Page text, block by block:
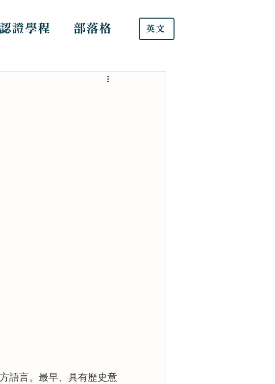
認證學程 部落格 英文
語言。最早、具有歷史意